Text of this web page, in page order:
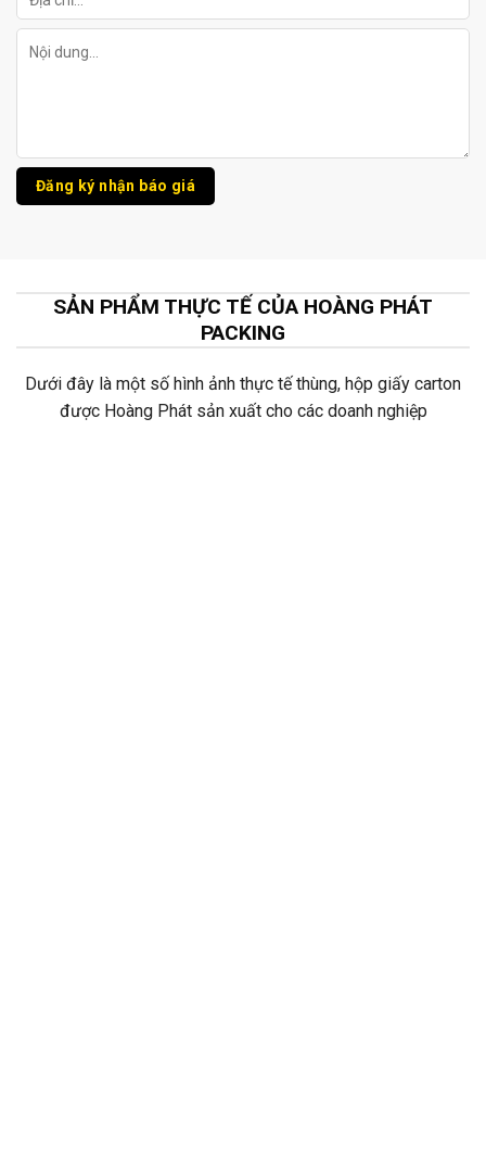
SẢN PHẨM THỰC TẾ CỦA HOÀNG PHÁT
PACKING
Dưới đây là một số hình ảnh thực tế thùng, hộp giấy carton
được Hoàng Phát sản xuất cho các doanh nghiệp